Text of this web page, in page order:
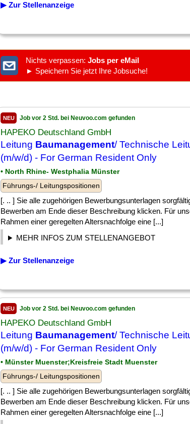
▶ Zur Stellenanzeige
Nichts verpassen: Jobs per eMail
► Speichern Sie jetzt Ihre Jobsuche!
NEU Job vor 2 Std. bei Neuvoo.com gefunden
HAPEKO Deutschland GmbH
Leitung Baumanagement/ Technische
(m/w/d) - For German Resident Only
• North Rhine- Westphalia Münster
Führungs-/ Leitungspositionen
[. .. ] Sie alle zugehörigen Bewerbungsunterlagen
Bewerben am Ende dieser Beschreibung klicken. Für
Rahmen einer geregelten Altersnachfolge eine [...]
MEHR INFOS ZUM STELLENANGEBOT
▶ Zur Stellenanzeige
NEU Job vor 2 Std. bei Neuvoo.com gefunden
HAPEKO Deutschland GmbH
Leitung Baumanagement/ Technische
(m/w/d) - For German Resident Only
• Münster Muenster;Kreisfreie Stadt Muenster
Führungs-/ Leitungspositionen
[. .. ] Sie alle zugehörigen Bewerbungsunterlagen
Bewerben am Ende dieser Beschreibung klicken. Für
Rahmen einer geregelten Altersnachfolge eine [...]